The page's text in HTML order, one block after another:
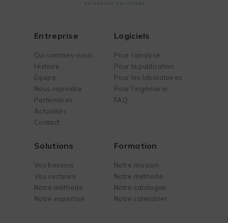
Entreprise
Qui sommes-nous
Histoire
Équipe
Nous rejoindre
Partenaires
Actualités
Contact
Logiciels
Pour l’analyse
Pour la publication
Pour les laboratoires
Pour l’ingénierie
FAQ
Solutions
Vos besoins
Vos secteurs
Notre méthode
Notre expertise
Formation
Notre mission
Notre méthode
Notre catalogue
Notre calendrier